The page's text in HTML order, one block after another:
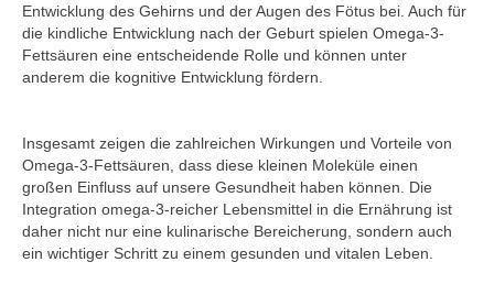
Entwicklung des Gehirns und der Augen des Fötus bei. Auch für
die kindliche Entwicklung nach der Geburt spielen Omega-3-
Fettsäuren eine entscheidende Rolle und können unter
anderem die kognitive Entwicklung fördern.
Insgesamt zeigen die zahlreichen Wirkungen und Vorteile von
Omega-3-Fettsäuren, dass diese kleinen Moleküle einen
großen Einfluss auf unsere Gesundheit haben können. Die
Integration omega-3-reicher Lebensmittel in die Ernährung ist
daher nicht nur eine kulinarische Bereicherung, sondern auch
ein wichtiger Schritt zu einem gesunden und vitalen Leben.